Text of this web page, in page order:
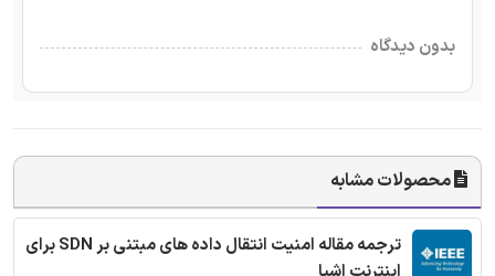
بدون دیدگاه
محصولات مشابه
ترجمه مقاله امنیت انتقال داده های مبتنی بر SDN برای